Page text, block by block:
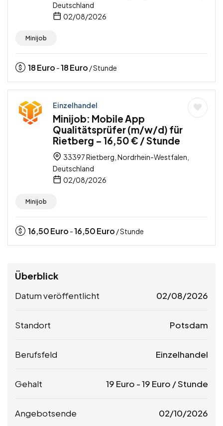
Deutschland
02/08/2026
Minijob
18Euro -18Euro / Stunde
Einzelhandel
Minijob: Mobile App
Qualitätsprüfer (m/w/d) für
Rietberg – 16,50 € / Stunde
33397 Rietberg, Nordrhein-Westfalen,
Deutschland
02/08/2026
Minijob
16,50Euro -16,50Euro / Stunde
Überblick
Datum veröffentlicht 02/08/2026
Standort Potsdam
Berufsfeld Einzelhandel
Gehalt 19 Euro -19 Euro / Stunde
Angebotsende 02/10/2026